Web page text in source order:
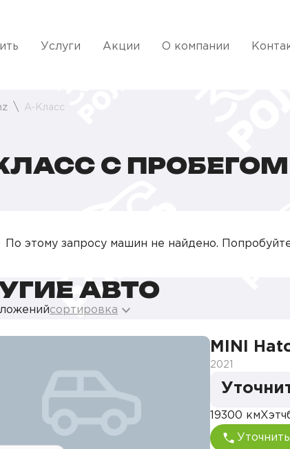
Услуги Акции О компании
A-Класс
КЛАСС С ПРОБЕГОМ
По этому запросу машин не найдено.
АВТО
сортировка
MINI
2021
19300 км